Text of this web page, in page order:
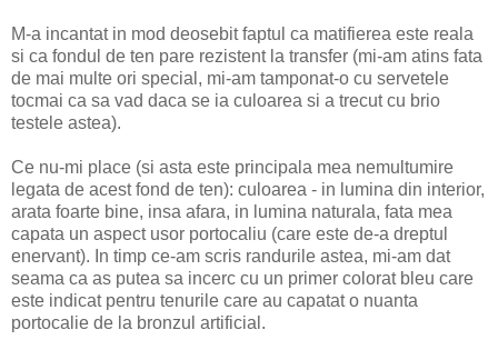
M-a incantat in mod deosebit faptul ca matifierea este reala
si ca fondul de ten pare rezistent la transfer (mi-am atins fata
de mai multe ori special, mi-am tamponat-o cu servetele
tocmai ca sa vad daca se ia culoarea si a trecut cu brio
testele astea).
Ce nu-mi place (si asta este principala mea nemultumire
legata de acest fond de ten): culoarea - in lumina din interior,
arata foarte bine, insa afara, in lumina naturala, fata mea
capata un aspect usor portocaliu (care este de-a dreptul
enervant). In timp ce-am scris randurile astea, mi-am dat
seama ca as putea sa incerc cu un primer colorat bleu care
este indicat pentru tenurile care au capatat o nuanta
portocalie de la bronzul artificial.